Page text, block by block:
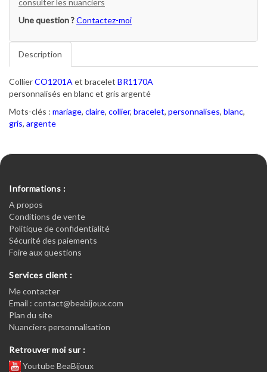
consulter les nuanciers
Une question ?Contactez-moi
Description
CollierCO1201A et bracelet BR1170A
personnalisés en blanc et gris argenté
Mots-clés : mariage, claire, collier, bracelet, personnalises, blanc,
gris, argente
Informations :
A propos
Conditions de vente
Politique de confidentialité
Sécurité des paiements
Foire aux questions
Services client :
Me contacter
Email : contact@beabijoux.com
Plan du site
Nuanciers personnalisation
Retrouver moi sur :
Youtube BeaBijoux